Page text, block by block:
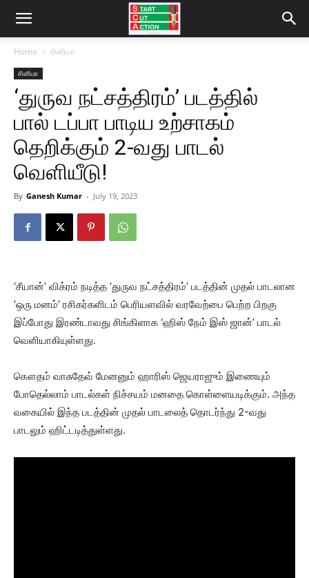
Home சினிமா
சினிமா
‘துருவ நட்சத்திரம்’ படத்தில்
பால் டப்பா பாடிய உற்சாகம்
தெறிக்கும் 2-வது பாடல்
வெளியீடு!
By Ganesh Kumar - July 19, 2023
‘சீயான்’ விக்ரம் நடித்த ‘துருவ நட்சத்திரம்’ படத்தின் முதல் பாடலான
‘ஒரு மனம்’ ரசிகர்களிடம் பெரியளவில் வரவேற்பை பெற்ற பிறகு
இப்போது இரண்டாவது சிங்கிளாக ‘ஹிஸ் நேம் இஸ் ஜான்’ பாடல்
வெளியாகியுள்ளது.
கௌதம் வாசுதேவ் மேனனும் ஹாரிஸ் ஜெயராஜும் இணையும்
போதெல்லாம் பாடல்கள் நிச்சயம் மனதை கொள்ளையடிக்கும். அந்த
வகையில் இந்த படத்தின் முதல் பாடலைத் தொடர்ந்து 2-வது
பாடலும் ஹிட்டடித்துள்ளது.